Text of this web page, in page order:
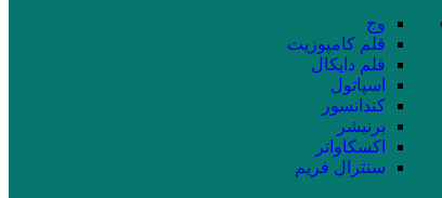
وج
قلم کامپوزیت
قلم دایکال
اسپاتول
کندانسور
برنیشر
اکسکاواتر
سنترال فریم